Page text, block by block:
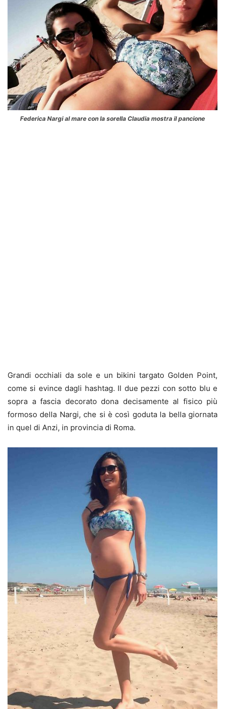
Federica Nargi al mare con la sorella Claudia mostra il pancione
Grandi occhiali da sole e un bikini targato Golden Point,
come si evince dagli hashtag. Il due pezzi con sotto blu e
sopra a fascia decorato dona decisamente al fisico più
formoso della Nargi, che si è così goduta la bella giornata
in quel di Anzi, in provincia di Roma.